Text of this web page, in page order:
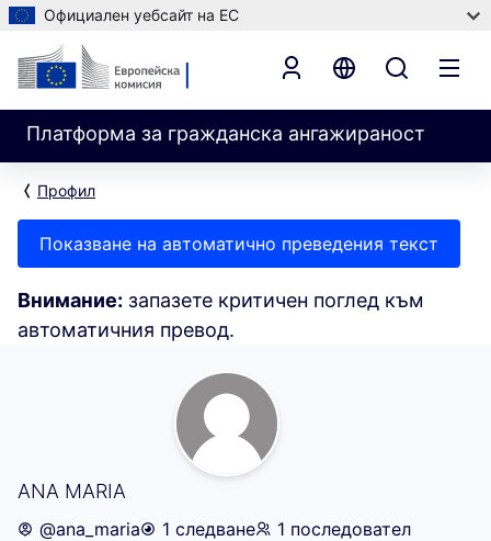
Официален уебсайт на ЕС
Платформа за гражданска ангажираност
Профил
Показване на автоматично преведения текст
Внимание: запазете критичен поглед към
автоматичния превод.
ANA MARIA
Моята активност (ANA MARIA)
@ana_maria 1 следване 1 последовател